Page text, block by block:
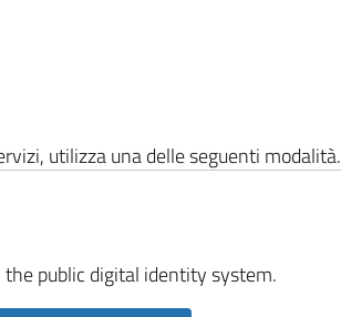
utilizza una delle seguenti modalità.
public digital identity system.